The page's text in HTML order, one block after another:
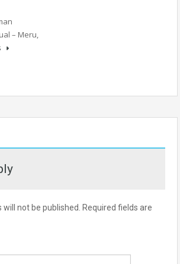
– Meru,
not be published.
Required fields are